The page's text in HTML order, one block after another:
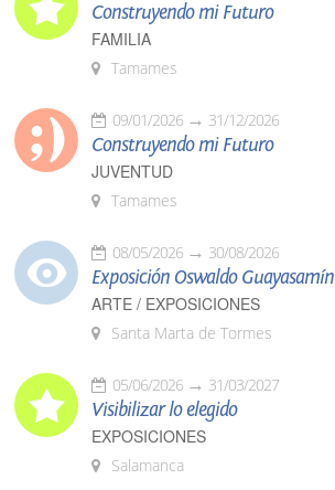
Construyendo mi Futuro
FAMILIA
Tamames
09/01/2026 31/12/2026
Construyendo mi Futuro
JUVENTUD
Tamames
08/05/2026 30/08/2026
Exposición Oswaldo Guayasamín
ARTE / EXPOSICIONES
Santa Marta de Tormes
05/06/2026 31/03/2027
Visibilizar lo elegido
EXPOSICIONES
Salamanca